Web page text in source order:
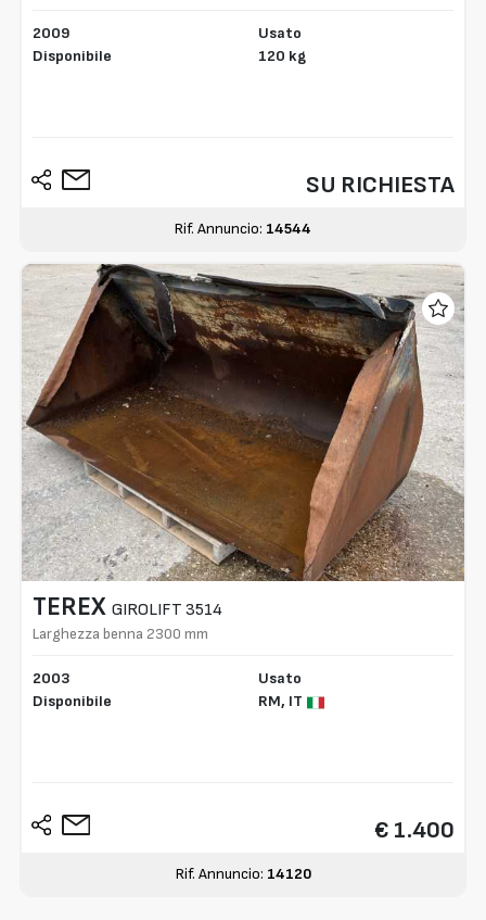
2009
Disponibile
Usato
120 kg
SU RICHIESTA
Rif. Annuncio: 14544
TEREX GIROLIFT 3514
Larghezza benna 2300 mm
2003
Disponibile
Usato
RM, IT
€ 1.400
Rif. Annuncio: 14120